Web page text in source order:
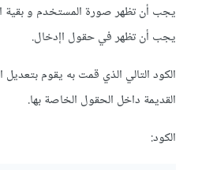
يجب أن تظهر صورة المستخدم و بقية
يجب أن تظهر في حقول اإدخال.
الكود التالي الذي قمت به يقوم بتعديل
القديمة داخل الحقول الخاصة بها.
الكود: